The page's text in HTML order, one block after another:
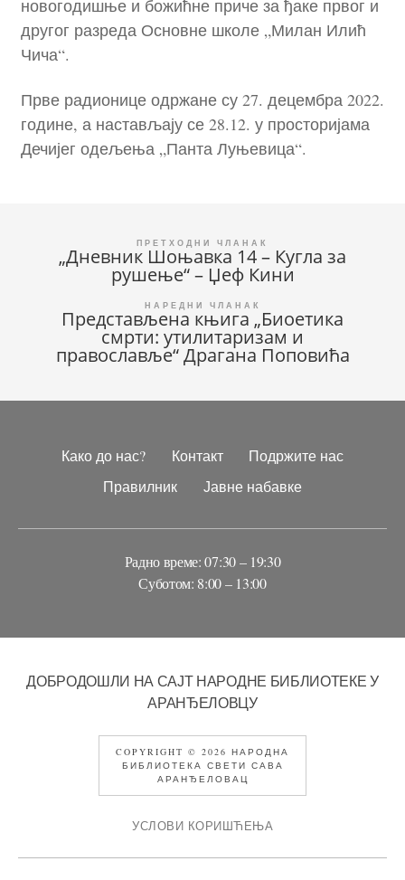
новогодишње и божићне приче за ђаке првог и
другог разреда Основне школе „Милан Илић
Чича“.
Прве радионице одржане су 27. децембра 2022.
године, а настављају се 28.12. у просторијама
Дечијег одељења „Панта Луњевица“.
Кретање
чланка
„Дневник Шоњавка 14 – Кугла за
рушење“ – Џеф Кини
Представљена књига „Биоетика
смрти: утилитаризам и
православље“ Драгана Поповића
Како до нас? Контакт
Подржите нас
Правилник
Јавне набавке
Радно време: 07:30 – 19:30
Суботом: 8:00 – 13:00
ДОБРОДОШЛИ НА САЈТ НАРОДНЕ БИБЛИОТЕКЕ У
АРАНЂЕЛОВЦУ
COPYRIGHT © 2026 НАРОДНА
БИБЛИОТЕКА СВЕТИ САВА
АРАНЂЕЛОВАЦ
УСЛОВИ КОРИШЋЕЊА